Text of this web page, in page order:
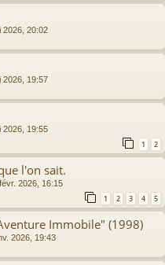
2026, 20:02
2026, 19:57
2026, 19:55
1 2
l'on sait.
2026, 16:15
1 2 3 4 5
Immobile" (1998)
2026, 19:43